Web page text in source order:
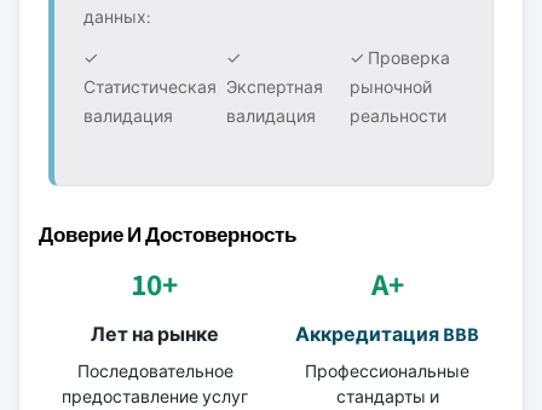
данных:
✓
Статистическая
валидация
✓
Экспертная
валидация
✓ Проверка
рыночной
реальности
Доверие И Достоверность
10+
Лет на рынке
Последовательное
предоставление услуг
A+
Аккредитация BBB
Профессиональные
стандарты и